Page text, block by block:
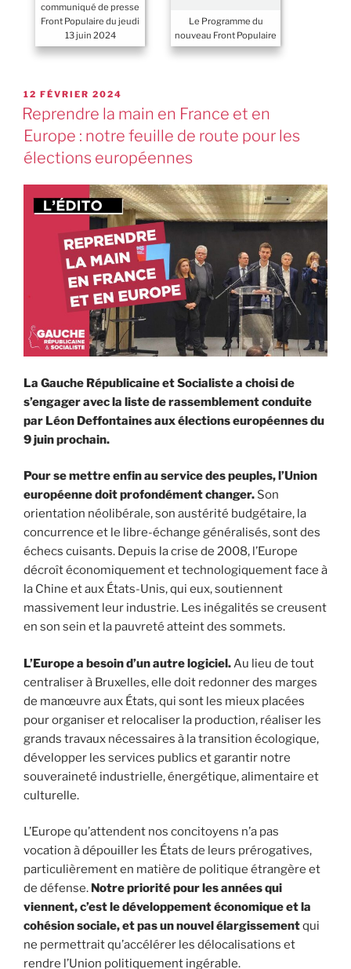
communiqué de presse
Front Populaire du jeudi
13 juin 2024
Le Programme du
nouveau Front Populaire
12 FÉVRIER 2024
Reprendre la main en France et en
Europe : notre feuille de route pour les
élections européennes
La Gauche Républicaine et Socialiste a choisi de
s’engager avec la liste de rassemblement conduite
par Léon Deffontaines aux élections européennes du
9 juin prochain.
Pour se mettre enfin au service des peuples, l’Union
européenne doit profondément changer. Son
orientation néolibérale, son austérité budgétaire, la
concurrence et le libre-échange généralisés, sont des
échecs cuisants. Depuis la crise de 2008, l’Europe
décroît économiquement et technologiquement face à
la Chine et aux États-Unis, qui eux, soutiennent
massivement leur industrie. Les inégalités se creusent
en son sein et la pauvreté atteint des sommets.
L’Europe a besoin d’un autre logiciel.Au lieu de tout
centraliser à Bruxelles, elle doit redonner des marges
de manœuvre aux États, qui sont les mieux placées
pour organiser et relocaliser la production, réaliser les
grands travaux nécessaires à la transition écologique,
développer les services publics et garantir notre
souveraineté industrielle, énergétique, alimentaire et
culturelle.
L’Europe qu’attendent nos concitoyens n’a pas
vocation à dépouiller les États de leurs prérogatives,
particulièrement en matière de politique étrangère et
de défense. Notre priorité pour les années qui
viennent, c’est le développement économique et la
cohésion sociale, et pas un nouvel élargissementqui
ne permettrait qu’accélérer les délocalisations et
rendre l’Union politiquement ingérable.